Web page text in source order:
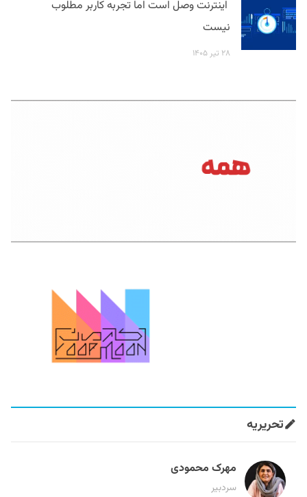
اینترنت وصل است اما تجربه کاربر مطلوب
نیست
۲۸ تیر ۱۴۰۵
تحریریه
مهرک محمودی
سردبیر